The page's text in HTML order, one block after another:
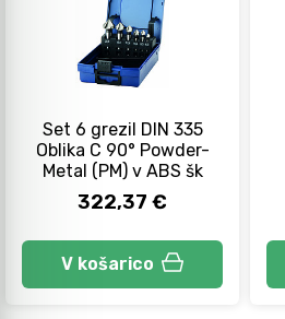
Set 6 grezil DIN 335
Oblika C 90° Powder-
Metal (PM) v ABS šk
322,37 €
V košarico